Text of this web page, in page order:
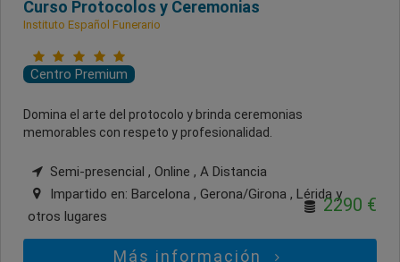
Curso Protocolos y Ceremonias
Instituto Español Funerario
Centro Premium
Domina el arte del protocolo y brinda ceremonias
memorables con respeto y profesionalidad.
Semi-presencial , Online , A Distancia
Impartido en: Barcelona , Gerona/Girona , Lérida y
otros lugares
2290 €
Más información